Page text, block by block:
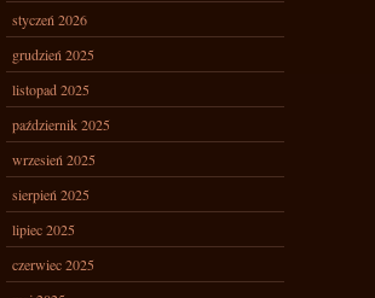
styczeń 2026
grudzień 2025
listopad 2025
październik 2025
wrzesień 2025
sierpień 2025
lipiec 2025
czerwiec 2025